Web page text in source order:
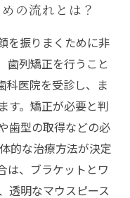
の流れとは？
を振りまくために非
歯列矯正を行うこと
科医院を受診し、ま
す。矯正が必要と判
歯型の取得などの必
的な治療方法が決定
は、ブラケットとワ
透明なマウスピース